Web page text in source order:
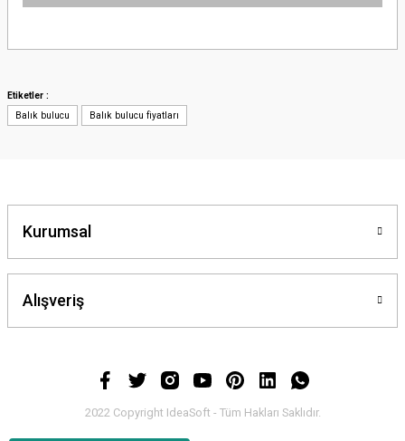
yetersiz gördüğünüz noktaları öneri formunu kullanarak tarafımıza
Ürün resmi kalitesiz, bozuk veya görüntülenemiyor.
Ürün fiyatı diğer sitelerden daha pahalı.
Bu ürüne benzer farklı alternatifler olmalı.
Etiketler :
Balık bulucu
Balık bulucu fiyatları
Kurumsal
Alışveriş
2022 Copyright IdeaSoft - Tüm Hakları Saklıdır.